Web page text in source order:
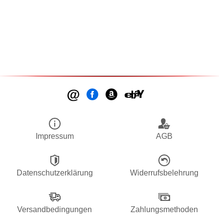
Impressum AGB
Datenschutzerklärung Widerrufsbelehrung
Versandbedingungen Zahlungsmethoden